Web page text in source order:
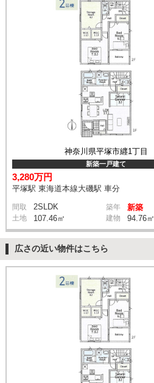
神奈川県平塚市纒1丁目
新築一戸建て
3,280万円
平塚駅 東海道本線大磯駅 車分
間取 2SLDK 築年 新築
土地 107.46㎡ 建物 94.76㎡
広さの近い物件はこちら